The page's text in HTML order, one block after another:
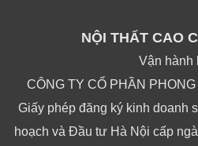
NỘI THẤT CAO
Vận hành
CÔNG TY CỔ PHẦN
Giấy phép đăng ký kinh doanh
hoạch và Đầu tư Hà Nội cấp